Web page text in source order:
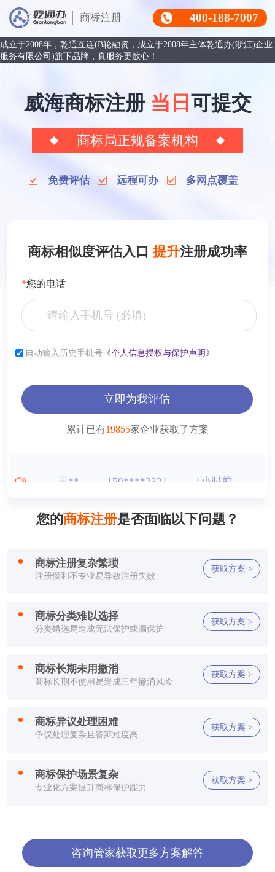
商标注册 400-188-7007
成立于2008年，乾通互连(B轮融资，成立于2008年主体乾通办(浙江)企业
服务有限公司)旗下品牌，真服务更放心！
威海商标注册 当日 可提交
商标局正规备案机构
免费评估 远程可办 多网点覆盖
商标相似度评估入口 提升注册成功率
*您的电话
自动输入历史手机号《个人信息授权与保护声明》
立即为我评估
累计已有19855家企业获取了方案
张** 153****2321 6小时前
薛** 150****4427 1小时前
方** 150****6869 1小时前
方** 150****2321 1小时前
方** 150****2321 1小时前
方** 150****2321 1小时前
方** 150****7886 1小时前
方** 150****2321 1小时前
您的商标注册是否面临以下问题？
商标注册复杂繁琐
注册慢和不专业易导致注册失败
获取方案 >
商标分类难以选择
分类错选易造成无法保护或漏保护
获取方案 >
商标长期未用撤消
商标长期不使用易造成三年撤消风险
获取方案 >
商标异议处理困难
争议处理复杂且答辩难度高
获取方案 >
商标保护场景复杂
专业化方案提升商标保护能力
获取方案 >
咨询管家获取更多方案解答